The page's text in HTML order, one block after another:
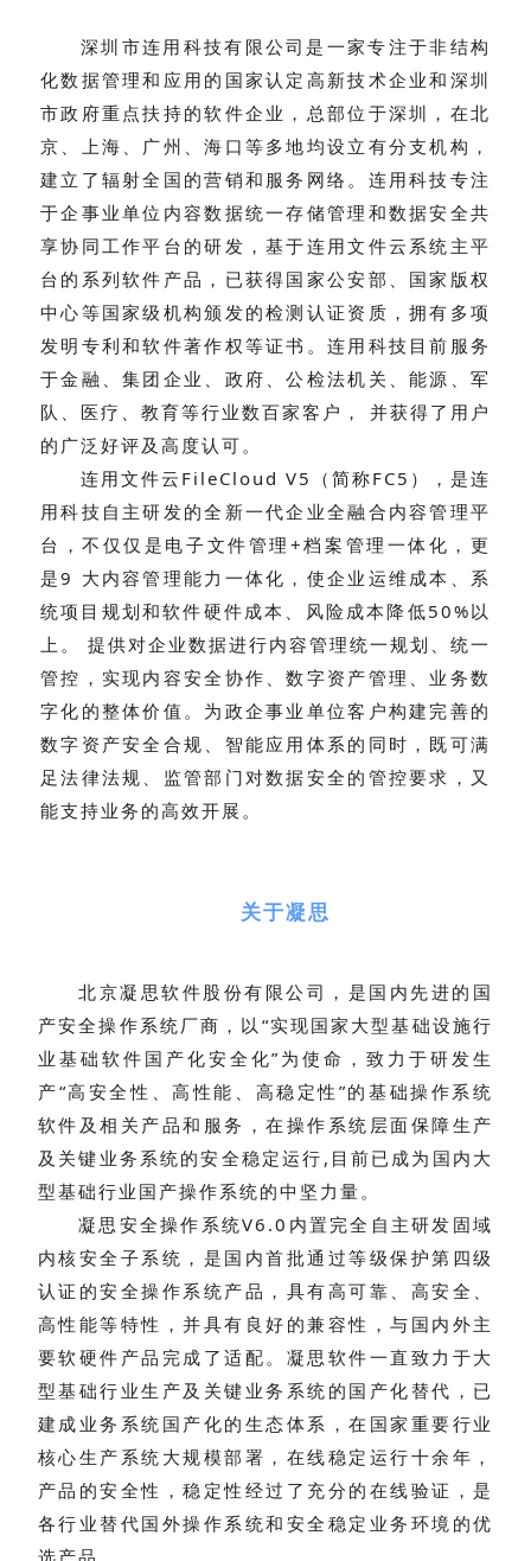
深圳市连用科技有限公司是一家专注于非结构
化数据管理和应用的国家认定高新技术企业和深圳
市政府重点扶持的软件企业，总部位于深圳，在北
京、上海、广州、海口等多地均设立有分支机构，
建立了辐射全国的营销和服务网络。连用科技专注
于企事业单位内容数据统一存储管理和数据安全共
享协同工作平台的研发，基于连用文件云系统主平
台的系列软件产品，已获得国家公安部、国家版权
中心等国家级机构颁发的检测认证资质，拥有多项
发明专利和软件著作权等证书。连用科技目前服务
于金融、集团企业、政府、公检法机关、能源、军
队、医疗、教育等行业数百家客户， 并获得了用户
的广泛好评及高度认可。
连用文件云FileCloud V5（简称FC5），是连
用科技自主研发的全新一代企业全融合内容管理平
台，不仅仅是电子文件管理+档案管理一体化，更
是9 大内容管理能力一体化，使企业运维成本、系
统项目规划和软件硬件成本、风险成本降低50%以
上。 提供对企业数据进行内容管理统一规划、统一
管控，实现内容安全协作、数字资产管理、业务数
字化的整体价值。为政企事业单位客户构建完善的
数字资产安全合规、智能应用体系的同时，既可满
足法律法规、监管部门对数据安全的管控要求，又
能支持业务的高效开展。
关于凝思
北京凝思软件股份有限公司，是国内先进的国
产安全操作系统厂商，以“实现国家大型基础设施行
业基础软件国产化安全化”为使命，致力于研发生
产“高安全性、高性能、高稳定性”的基础操作系统
软件及相关产品和服务，在操作系统层面保障生产
及关键业务系统的安全稳定运行,目前已成为国内大
型基础行业国产操作系统的中坚力量。
凝思安全操作系统V6.0内置完全自主研发固域
内核安全子系统，是国内首批通过等级保护第四级
认证的安全操作系统产品，具有高可靠、高安全、
高性能等特性，并具有良好的兼容性，与国内外主
要软硬件产品完成了适配。凝思软件一直致力于大
型基础行业生产及关键业务系统的国产化替代，已
建成业务系统国产化的生态体系，在国家重要行业
核心生产系统大规模部署，在线稳定运行十余年，
产品的安全性，稳定性经过了充分的在线验证，是
各行业替代国外操作系统和安全稳定业务环境的优
选产品